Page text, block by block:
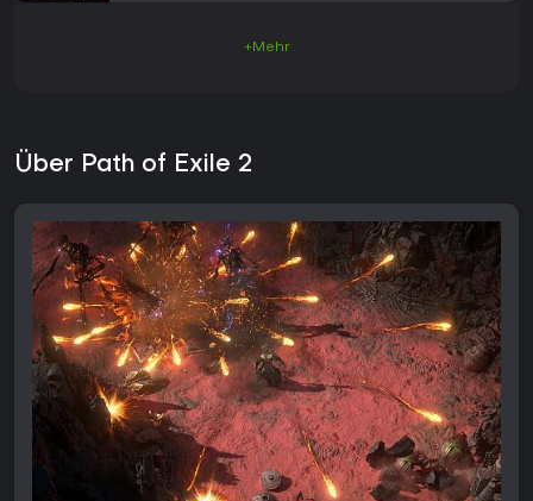
+Mehr
Über Path of Exile 2